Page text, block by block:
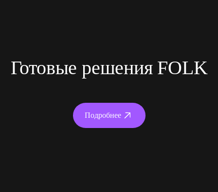
Готовые решения FOLK
Подробнее